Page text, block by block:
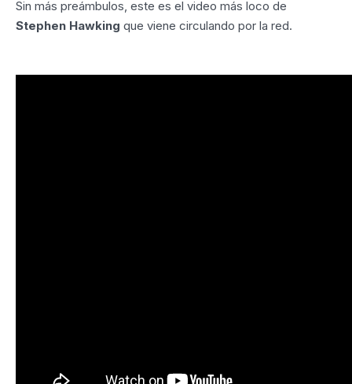
Sin más preámbulos, este es el video más loco de
Stephen Hawking que viene circulando por la red.